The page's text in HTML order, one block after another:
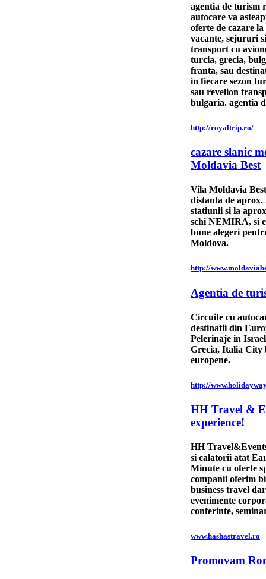
agentia de turism
autocare va
oferte de cazare
vacante, sejururi
transport cu
turcia, grecia,
franta, sau
in fiecare sezon
sau revelion
bulgaria. agentia
http://royaltrip.ro/
cazare slanic
Moldavia Best
Vila Moldavia
distanta de
statiunii si la
schi NEMIRA, si
bune alegeri
Moldova.
http://
Agentia de
Circuite cu
destinatii din
Pelerinaje in
Grecia, Italia City
europene.
http://
HH Travel &
experience!
HH
si calatorii atat
Minute cu oferte
companii oferim
business travel
evenimente
conferinte,
www.hashastravel.ro
Promovam